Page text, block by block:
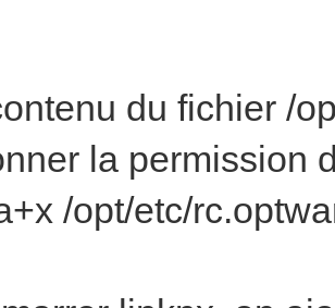
du fichier /
la permission
/opt/etc/